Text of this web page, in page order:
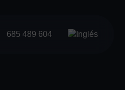
685 489 604